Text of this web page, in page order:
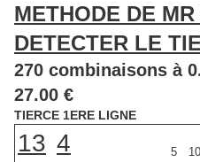
METHODE DE
DETECTER LE
270 combinaisons à
27.00 €
TIERCE 1ERE LIGNE
13 4 5 10